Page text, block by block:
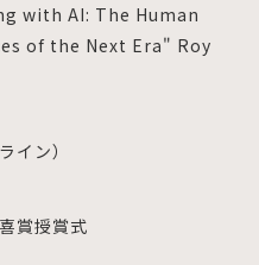
with AI: The Human
of the Next Era" Roy
イン）
賞授賞式